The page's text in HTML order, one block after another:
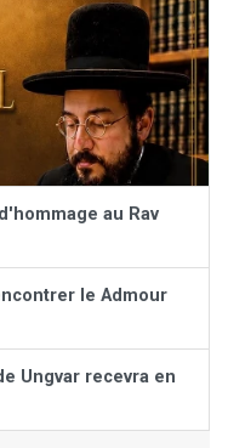
au Rav
le Admour
Ungvar recevra en